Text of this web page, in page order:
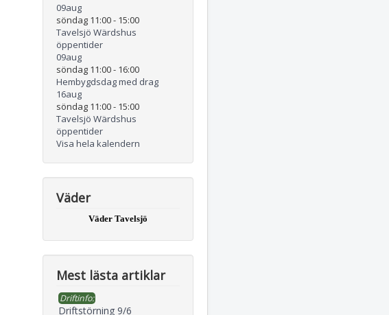
09aug
söndag 11:00- 15:00
Tavelsjö Wärdshus
öppentider
09aug
söndag 11:00- 16:00
Hembygdsdag med drag
16aug
söndag 11:00- 15:00
Tavelsjö Wärdshus
öppentider
Visa hela kalendern
Väder
Väder Tavelsjö
Mest lästa artiklar
Driftinfo:
Driftstörning 9/6